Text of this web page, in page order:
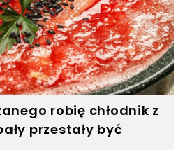
robię chłodnik z
przestały być